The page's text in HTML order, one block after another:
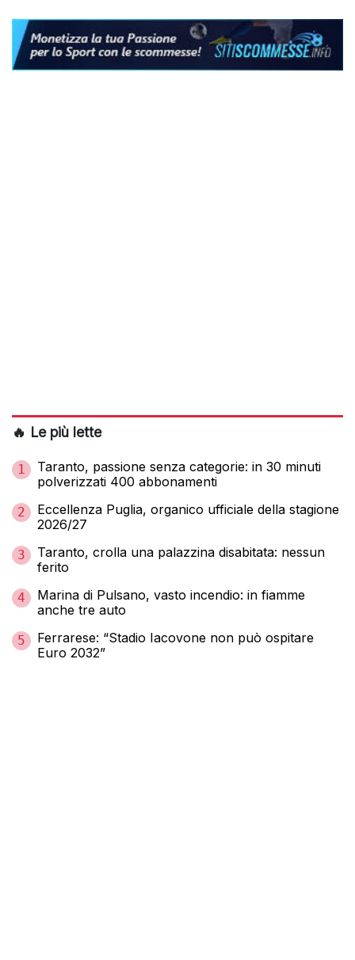
🔥 Le più lette
1
Taranto, passione senza categorie: in 30 minuti
polverizzati 400 abbonamenti
2
Eccellenza Puglia, organico ufficiale della stagione
2026/27
3
Taranto, crolla una palazzina disabitata: nessun
ferito
4
Marina di Pulsano, vasto incendio: in fiamme
anche tre auto
5
Ferrarese: “Stadio Iacovone non può ospitare
Euro 2032”